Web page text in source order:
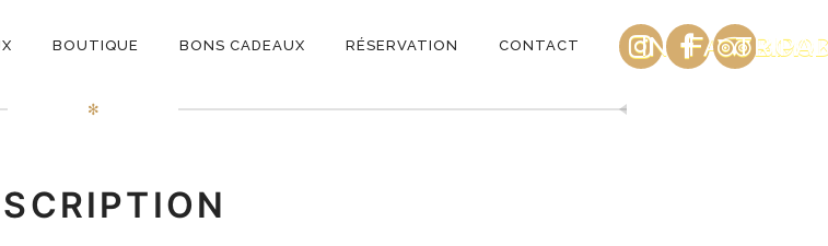
BOUTIQUE BONS CADEAUX RÉSERVATION CONTACT INSTAGRAM
of Crime
✻